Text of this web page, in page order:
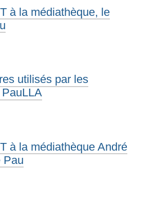
à la médiathèque, le
utilisés par les
à la médiathèque André
Pau